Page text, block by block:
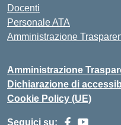
Docenti
Personale ATA
Amministrazione
Amministrazione
Dichiarazione di
Cookie Policy (UE)
Seguici su: